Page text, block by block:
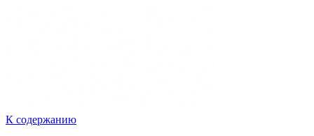
К содержанию